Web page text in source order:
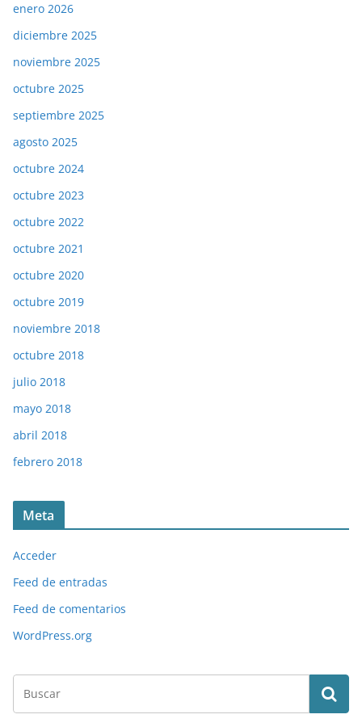
enero 2026
diciembre 2025
noviembre 2025
octubre 2025
septiembre 2025
agosto 2025
octubre 2024
octubre 2023
octubre 2022
octubre 2021
octubre 2020
octubre 2019
noviembre 2018
octubre 2018
julio 2018
mayo 2018
abril 2018
febrero 2018
Meta
Acceder
Feed de entradas
Feed de comentarios
WordPress.org